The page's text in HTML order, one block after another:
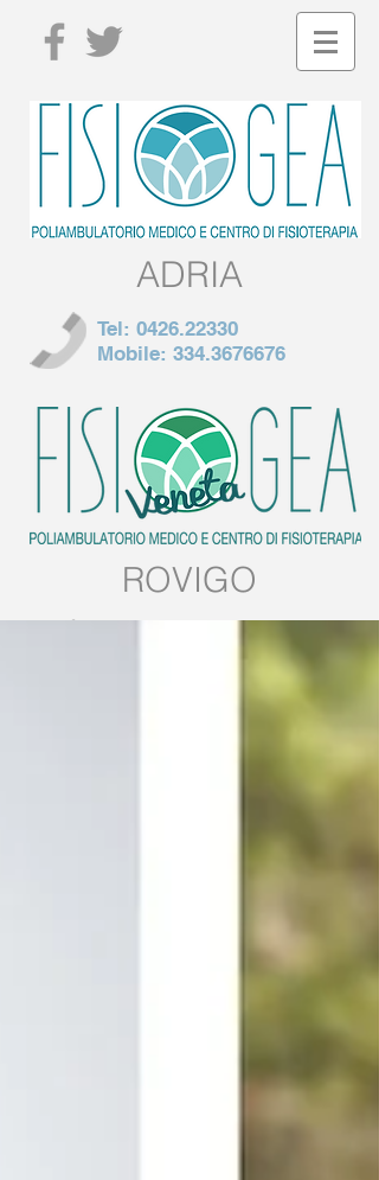
ADRIA
Tel: 0426.22330
Mobile: 334.3676676
ROVIGO
389.5728858